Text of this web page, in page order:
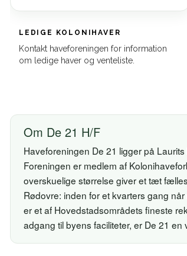
LEDIGE KOLONIHAVER
Kontakt haveforeningen for information
om ledige haver og venteliste.
Om De 21 H/F
Haveforeningen De 21 ligger på
Foreningen er medlem af
overskuelige størrelse giver et tæt
Rødovre: inden for et kvarters gang
er et af Hovedstadsområdets fineste
adgang til byens faciliteter, er De 21